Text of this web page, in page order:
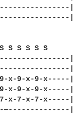
S S S S S
9-x-9-x-9-
x-9-x-9-x-----
x-7-x-7-x-----